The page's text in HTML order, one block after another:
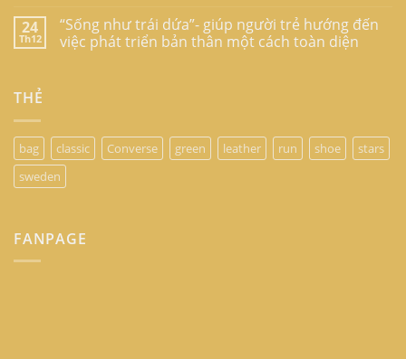
24
Th12
“Sống như trái dứa”- giúp người trẻ hướng đến
việc phát triển bản thân một cách toàn diện
THẺ
bag classic Converse green leather run shoe
stars
sweden
FANPAGE